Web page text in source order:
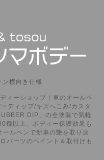
ン横向き仕様
ィーショップ！車のオールペ
ディップ/キズへこみ/カスタ
DIP」の全塗装で気軽
種以上、ボディー保護効果も
ルペンで新車の艶を取り戻
パーツのペイント＆取付けも